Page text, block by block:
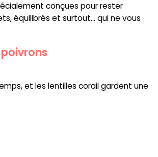
conçues pour rester
équilibrés et surtout... qui ne vous
poivrons
et les lentilles corail gardent une